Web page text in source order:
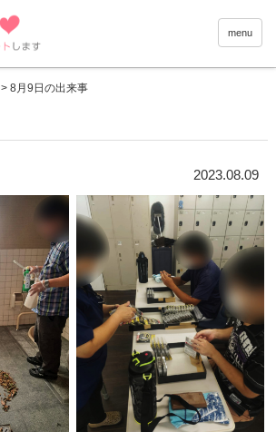
愛まん
menu
> 8月9日の出来事
2023.08.09